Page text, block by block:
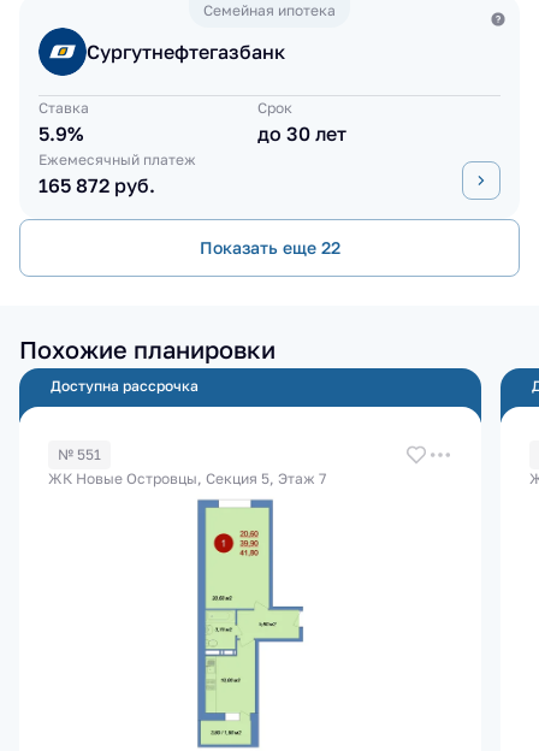
Семейная ипотека
Сургутнефтегазбанк
Ставка
5.9%
Срок
до 30 лет
Ежемесячный платеж
165 872 руб.
Показать еще 22
Похожие планировки
Доступна рассрочка
№ 551
ЖК Новые Островцы, Секция 5, Этаж 7